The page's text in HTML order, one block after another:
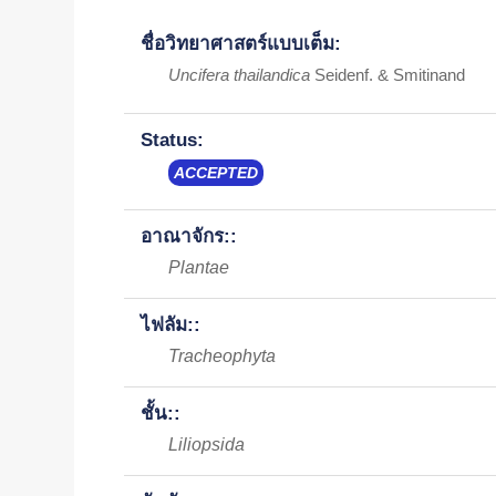
ชื่อวิทยาศาสตร์แบบเต็ม:
Uncifera thailandica Seidenf. & Smitinand
Status:
ACCEPTED
อาณาจักร::
Plantae
ไฟลัม::
Tracheophyta
ชั้น::
Liliopsida